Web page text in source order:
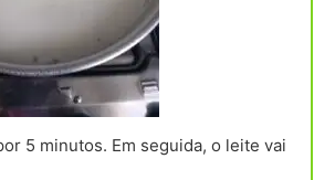
5 minutos. Em seguida, o leite vai